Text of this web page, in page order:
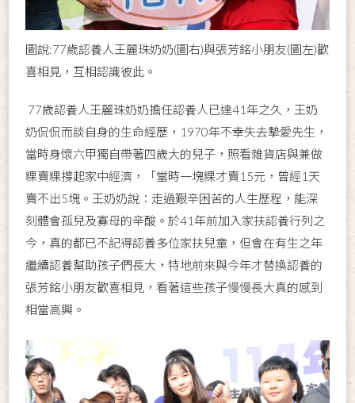
圖說:77歲認養人王麗珠奶奶(圖右)與張芳銘小朋友(圖左)歡
喜相見，互相認識彼此。
77歲認養人王麗珠奶奶擔任認養人已達41年之久，王奶
奶侃侃而談自身的生命經歷，1970年不幸失去摯愛先生，
當時身懷六甲獨自帶著四歲大的兒子，照看雜貨店與兼做
粿賣粿撐起家中經濟，「當時一塊粿才賣15元，曾經1天
賣不出5塊。王奶奶說：走過艱辛困苦的人生歷程，能深
刻體會孤兒及寡母的辛酸。於41年前加入家扶認養行列之
今，真的都已不記得認養多位家扶兒童，但會在有生之年
繼續認養幫助孩子們長大，特地前來與今年才替換認養的
張芳銘小朋友歡喜相見，看著這些孩子慢慢長大真的感到
相當高興。